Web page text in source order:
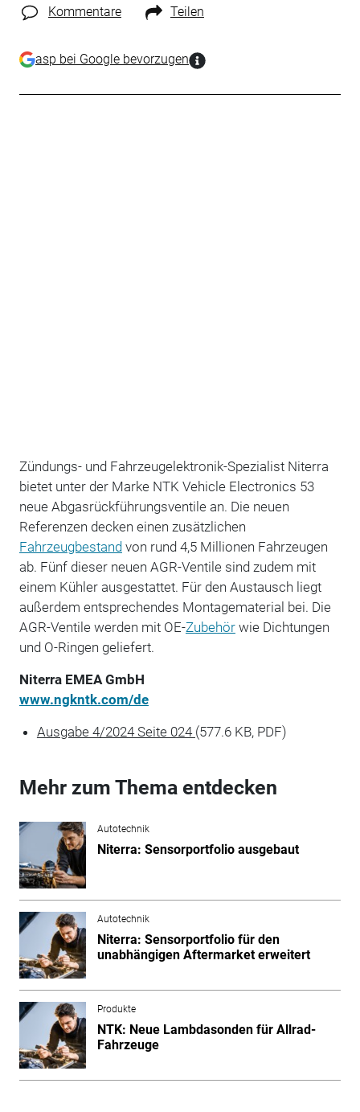
Kommentare Teilen
asp bei Google bevorzugen
Zündungs- und Fahrzeugelektronik-Spezialist Niterra
bietet unter der Marke NTK Vehicle Electronics 53
neue Abgasrückführungsventile an. Die neuen
Referenzen decken einen zusätzlichen
Fahrzeugbestandvon rund 4,5 Millionen Fahrzeugen
ab. Fünf dieser neuen AGR-Ventile sind zudem mit
einem Kühler ausgestattet. Für den Austausch liegt
außerdem entsprechendes Montagematerial bei. Die
AGR-Ventile werden mit OE-Zubehörwie Dichtungen
und O-Ringen geliefert.
Niterra EMEA GmbH
www.ngkntk.com/de
Ausgabe 4/2024 Seite 024 (577.6 KB, PDF)
Mehr zum Thema entdecken
Autotechnik
Niterra: Sensorportfolio ausgebaut
Autotechnik
Niterra: Sensorportfolio für den
unabhängigen Aftermarket erweitert
Produkte
NTK: Neue Lambdasonden für Allrad-
Fahrzeuge